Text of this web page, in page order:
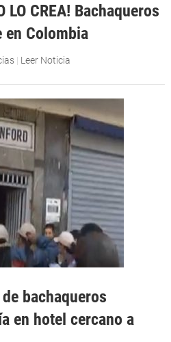
LO CREA! Bachaqueros
Colombia
| Leer Noticia
bachaqueros
en hotel cercano a